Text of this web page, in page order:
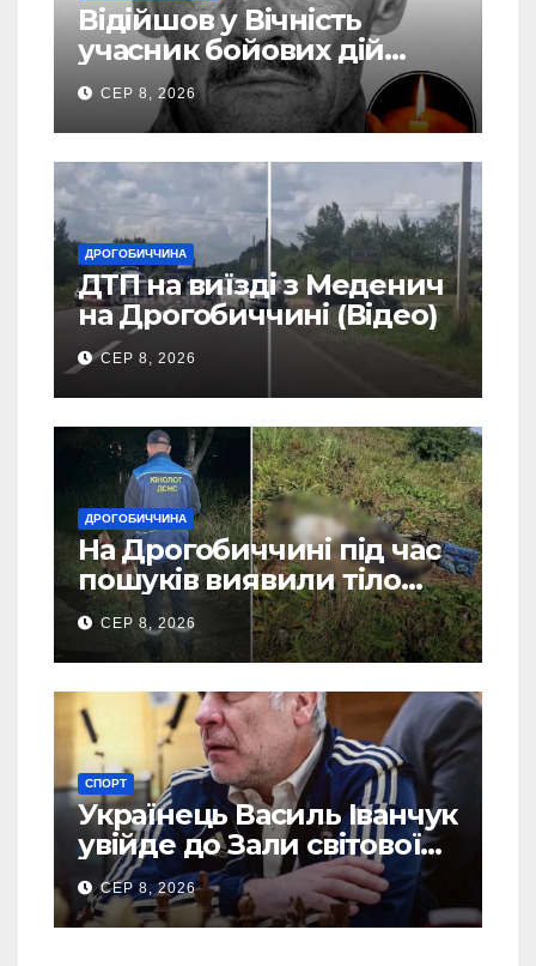
Відійшов у Вічність
учасник бойових дій
Василь Іваникович зі
Станилі
СЕР 8, 2026
ДРОГОБИЧЧИНА
ДТП на виїзді з Меденич
на Дрогобиччині (Відео)
СЕР 8, 2026
ДРОГОБИЧЧИНА
На Дрогобиччині під час
пошуків виявили тіло
зниклого чоловіка (Фото)
СЕР 8, 2026
СПОРТ
Українець Василь Іванчук
увійде до Зали світової
шахової слави
СЕР 8, 2026